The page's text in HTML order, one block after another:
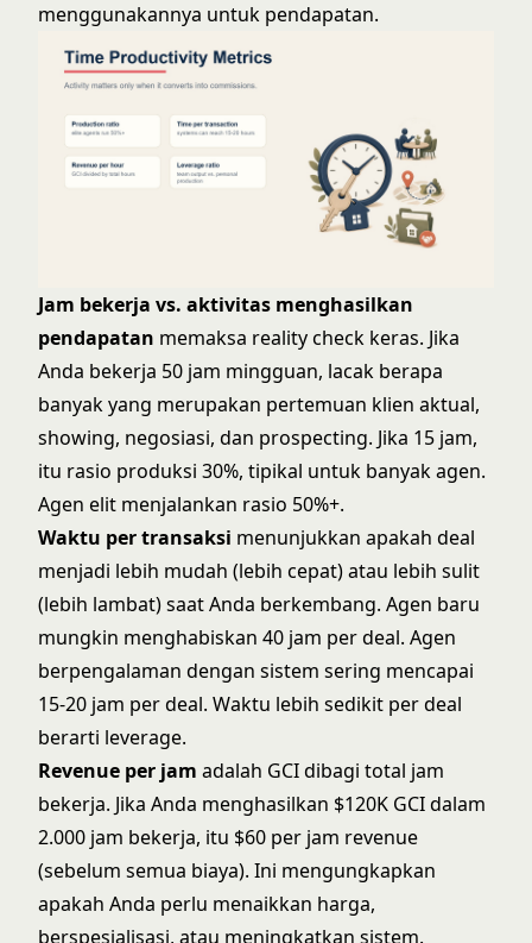
menggunakannya untuk pendapatan.
Jam bekerja vs. aktivitas menghasilkan
pendapatan memaksa reality check keras. Jika
Anda bekerja 50 jam mingguan, lacak berapa
banyak yang merupakan pertemuan klien aktual,
showing, negosiasi, dan prospecting. Jika 15 jam,
itu rasio produksi 30%, tipikal untuk banyak agen.
Agen elit menjalankan rasio 50%+.
Waktu per transaksi menunjukkan apakah deal
menjadi lebih mudah (lebih cepat) atau lebih sulit
(lebih lambat) saat Anda berkembang. Agen baru
mungkin menghabiskan 40 jam per deal. Agen
berpengalaman dengan sistem sering mencapai
15-20 jam per deal. Waktu lebih sedikit per deal
berarti leverage.
Revenue per jam adalah GCI dibagi total jam
bekerja. Jika Anda menghasilkan $120K GCI dalam
2.000 jam bekerja, itu $60 per jam revenue
(sebelum semua biaya). Ini mengungkapkan
apakah Anda perlu menaikkan harga,
berspesialisasi, atau meningkatkan sistem.